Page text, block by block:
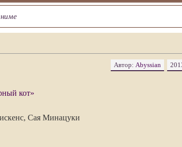
Автор: Abyssian
кот»
Сая Минацуки